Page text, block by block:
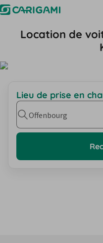
Location de
Lieu de prise en
Offenbourg